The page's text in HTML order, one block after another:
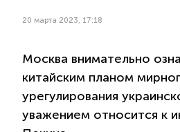
20 марта 2023, 17:18
Москва внимательно
китайским планом
урегулирования
уважением относится к